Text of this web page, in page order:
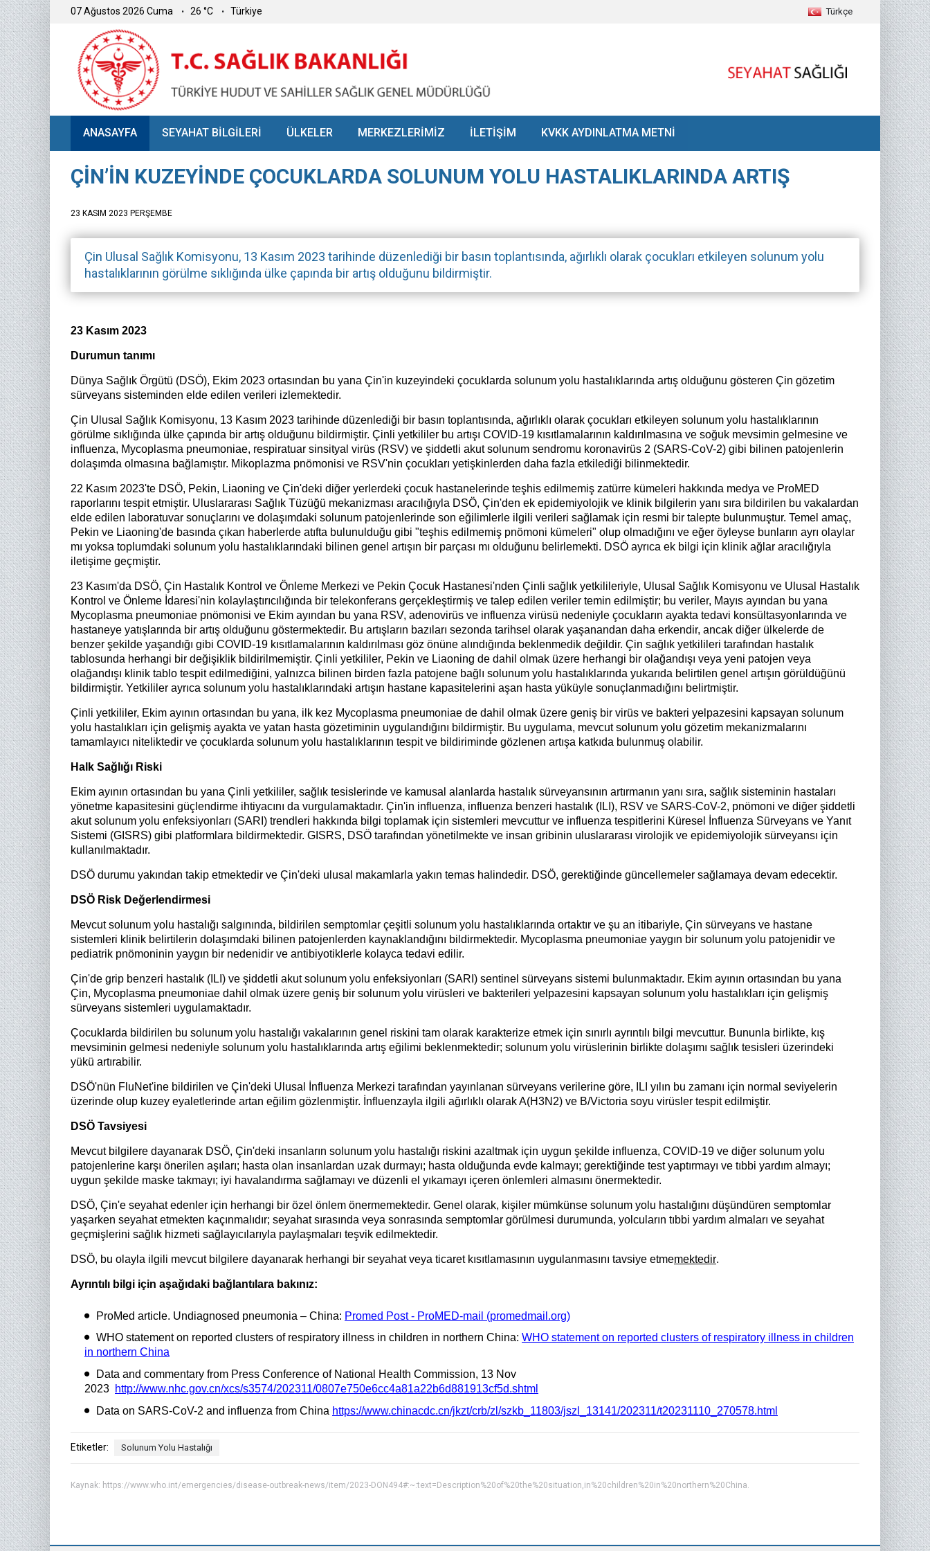
07 Ağustos 2026 Cuma 26 °C Türkiye Türkçe
ANASAYFA SEYAHAT BİLGİLERİ ÜLKELER MERKEZLERİMİZ İLETİŞİM KVKK AYDINLATMA METNİ
ÇİN’İN KUZEYİNDE ÇOCUKLARDA SOLUNUM YOLU HASTALIKLARINDA ARTIŞ
23 KASIM 2023 PERŞEMBE
Çin Ulusal Sağlık Komisyonu, 13 Kasım 2023 tarihinde düzenlediği bir basın toplantısında, ağırlıklı olarak çocukları etkileyen solunum yolu
hastalıklarının görülme sıklığında ülke çapında bir artış olduğunu bildirmiştir.
23 Kasım 2023
Durumun tanımı
Dünya Sağlık Örgütü (DSÖ), Ekim 2023 ortasından bu yana Çin'in kuzeyindeki çocuklarda solunum yolu hastalıklarında artış olduğunu gösteren Çin gözetim
sürveyans sisteminden elde edilen verileri izlemektedir.
Çin Ulusal Sağlık Komisyonu, 13 Kasım 2023 tarihinde düzenlediği bir basın toplantısında, ağırlıklı olarak çocukları etkileyen solunum yolu hastalıklarının
görülme sıklığında ülke çapında bir artış olduğunu bildirmiştir. Çinli yetkililer bu artışı COVID-19 kısıtlamalarının kaldırılmasına ve soğuk mevsimin gelmesine ve
influenza, Mycoplasma pneumoniae, respiratuar sinsityal virüs (RSV) ve şiddetli akut solunum sendromu koronavirüs 2 (SARS-CoV-2) gibi bilinen patojenlerin
dolaşımda olmasına bağlamıştır. Mikoplazma pnömonisi ve RSV'nin çocukları yetişkinlerden daha fazla etkilediği bilinmektedir.
22 Kasım 2023'te DSÖ, Pekin, Liaoning ve Çin'deki diğer yerlerdeki çocuk hastanelerinde teşhis edilmemiş zatürre kümeleri hakkında medya ve ProMED
raporlarını tespit etmiştir. Uluslararası Sağlık Tüzüğü mekanizması aracılığıyla DSÖ, Çin'den ek epidemiyolojik ve klinik bilgilerin yanı sıra bildirilen bu vakalardan
elde edilen laboratuvar sonuçlarını ve dolaşımdaki solunum patojenlerinde son eğilimlerle ilgili verileri sağlamak için resmi bir talepte bulunmuştur. Temel amaç,
Pekin ve Liaoning'de basında çıkan haberlerde atıfta bulunulduğu gibi "teşhis edilmemiş pnömoni kümeleri" olup olmadığını ve eğer öyleyse bunların ayrı olaylar
mı yoksa toplumdaki solunum yolu hastalıklarındaki bilinen genel artışın bir parçası mı olduğunu belirlemekti. DSÖ ayrıca ek bilgi için klinik ağlar aracılığıyla
iletişime geçmiştir.
23 Kasım'da DSÖ, Çin Hastalık Kontrol ve Önleme Merkezi ve Pekin Çocuk Hastanesi'nden Çinli sağlık yetkilileriyle, Ulusal Sağlık Komisyonu ve Ulusal Hastalık
Kontrol ve Önleme İdaresi'nin kolaylaştırıcılığında bir telekonferans gerçekleştirmiş ve talep edilen veriler temin edilmiştir; bu veriler, Mayıs ayından bu yana
Mycoplasma pneumoniae pnömonisi ve Ekim ayından bu yana RSV, adenovirüs ve influenza virüsü nedeniyle çocukların ayakta tedavi konsültasyonlarında ve
hastaneye yatışlarında bir artış olduğunu göstermektedir. Bu artışların bazıları sezonda tarihsel olarak yaşanandan daha erkendir, ancak diğer ülkelerde de
benzer şekilde yaşandığı gibi COVID-19 kısıtlamalarının kaldırılması göz önüne alındığında beklenmedik değildir. Çin sağlık yetkilileri tarafından hastalık
tablosunda herhangi bir değişiklik bildirilmemiştir. Çinli yetkililer, Pekin ve Liaoning de dahil olmak üzere herhangi bir olağandışı veya yeni patojen veya
olağandışı klinik tablo tespit edilmediğini, yalnızca bilinen birden fazla patojene bağlı solunum yolu hastalıklarında yukarıda belirtilen genel artışın görüldüğünü
bildirmiştir. Yetkililer ayrıca solunum yolu hastalıklarındaki artışın hastane kapasitelerini aşan hasta yüküyle sonuçlanmadığını belirtmiştir.
Çinli yetkililer, Ekim ayının ortasından bu yana, ilk kez Mycoplasma pneumoniae de dahil olmak üzere geniş bir virüs ve bakteri yelpazesini kapsayan solunum
yolu hastalıkları için gelişmiş ayakta ve yatan hasta gözetiminin uygulandığını bildirmiştir. Bu uygulama, mevcut solunum yolu gözetim mekanizmalarını
tamamlayıcı niteliktedir ve çocuklarda solunum yolu hastalıklarının tespit ve bildiriminde gözlenen artışa katkıda bulunmuş olabilir.
Halk Sağlığı Riski
Ekim ayının ortasından bu yana Çinli yetkililer, sağlık tesislerinde ve kamusal alanlarda hastalık sürveyansının artırmanın yanı sıra, sağlık sisteminin hastaları
yönetme kapasitesini güçlendirme ihtiyacını da vurgulamaktadır. Çin'in influenza, influenza benzeri hastalık (ILI), RSV ve SARS-CoV-2, pnömoni ve diğer şiddetli
akut solunum yolu enfeksiyonları (SARI) trendleri hakkında bilgi toplamak için sistemleri mevcuttur ve influenza tespitlerini Küresel İnfluenza Sürveyans ve Yanıt
Sistemi (GISRS) gibi platformlara bildirmektedir. GISRS, DSÖ tarafından yönetilmekte ve insan gribinin uluslararası virolojik ve epidemiyolojik sürveyansı için
kullanılmaktadır.
DSÖ durumu yakından takip etmektedir ve Çin'deki ulusal makamlarla yakın temas halindedir. DSÖ, gerektiğinde güncellemeler sağlamaya devam edecektir.
DSÖ Risk Değerlendirmesi
Mevcut solunum yolu hastalığı salgınında, bildirilen semptomlar çeşitli solunum yolu hastalıklarında ortaktır ve şu an itibariyle, Çin sürveyans ve hastane
sistemleri klinik belirtilerin dolaşımdaki bilinen patojenlerden kaynaklandığını bildirmektedir. Mycoplasma pneumoniae yaygın bir solunum yolu patojenidir ve
pediatrik pnömoninin yaygın bir nedenidir ve antibiyotiklerle kolayca tedavi edilir.
Çin'de grip benzeri hastalık (ILI) ve şiddetli akut solunum yolu enfeksiyonları (SARI) sentinel sürveyans sistemi bulunmaktadır. Ekim ayının ortasından bu yana
Çin, Mycoplasma pneumoniae dahil olmak üzere geniş bir solunum yolu virüsleri ve bakterileri yelpazesini kapsayan solunum yolu hastalıkları için gelişmiş
sürveyans sistemleri uygulamaktadır.
Çocuklarda bildirilen bu solunum yolu hastalığı vakalarının genel riskini tam olarak karakterize etmek için sınırlı ayrıntılı bilgi mevcuttur. Bununla birlikte, kış
mevsiminin gelmesi nedeniyle solunum yolu hastalıklarında artış eğilimi beklenmektedir; solunum yolu virüslerinin birlikte dolaşımı sağlık tesisleri üzerindeki
yükü artırabilir.
DSÖ'nün FluNet'ine bildirilen ve Çin'deki Ulusal İnfluenza Merkezi tarafından yayınlanan sürveyans verilerine göre, ILI yılın bu zamanı için normal seviyelerin
üzerinde olup kuzey eyaletlerinde artan eğilim gözlenmiştir. İnfluenzayla ilgili ağırlıklı olarak A(H3N2) ve B/Victoria soyu virüsler tespit edilmiştir.
DSÖ Tavsiyesi
Mevcut bilgilere dayanarak DSÖ, Çin'deki insanların solunum yolu hastalığı riskini azaltmak için uygun şekilde influenza, COVID-19 ve diğer solunum yolu
patojenlerine karşı önerilen aşıları; hasta olan insanlardan uzak durmayı; hasta olduğunda evde kalmayı; gerektiğinde test yaptırmayı ve tıbbi yardım almayı;
uygun şekilde maske takmayı; iyi havalandırma sağlamayı ve düzenli el yıkamayı içeren önlemleri almasını önermektedir.
DSÖ, Çin'e seyahat edenler için herhangi bir özel önlem önermemektedir. Genel olarak, kişiler mümkünse solunum yolu hastalığını düşündüren semptomlar
yaşarken seyahat etmekten kaçınmalıdır; seyahat sırasında veya sonrasında semptomlar görülmesi durumunda, yolcuların tıbbi yardım almaları ve seyahat
geçmişlerini sağlık hizmeti sağlayıcılarıyla paylaşmaları teşvik edilmektedir.
DSÖ, bu olayla ilgili mevcut bilgilere dayanarak herhangi bir seyahat veya ticaret kısıtlamasının uygulanmasını tavsiye etmemektedir.
Ayrıntılı bilgi için aşağıdaki bağlantılara bakınız:
ProMed article. Undiagnosed pneumonia – China: Promed Post - ProMED-mail (promedmail.org)
WHO statement on reported clusters of respiratory illness in children in northern China: WHO statement on reported clusters of respiratory illness in children
in northern China
Data and commentary from Press Conference of National Health Commission, 13 Nov
2023 http://www.nhc.gov.cn/xcs/s3574/202311/0807e750e6cc4a81a22b6d881913cf5d.shtml
Data on SARS-CoV-2 and influenza from China https://www.chinacdc.cn/jkzt/crb/zl/szkb_11803/jszl_13141/202311/t20231110_270578.html
Etiketler: Solunum Yolu Hastalığı
Kaynak: https://www.who.int/emergencies/disease-outbreak-news/item/2023-DON494#:~:text=Description%20of%20the%20situation,in%20children%20in%20northern%20China.